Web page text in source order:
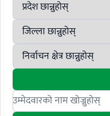
Search candidates